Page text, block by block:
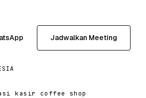
Jadwalkan Meeting
kasir coffee shop